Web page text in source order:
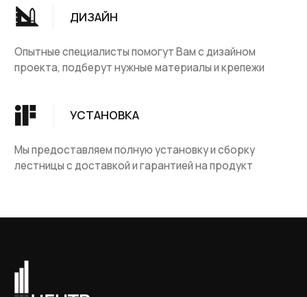
КАТАЛОГ
Доставка и оплата
Гарантия
Деревянные лестницы
Блог
Винтовые лестницы
Мебель
Лестницы на заказ
Комплектующие